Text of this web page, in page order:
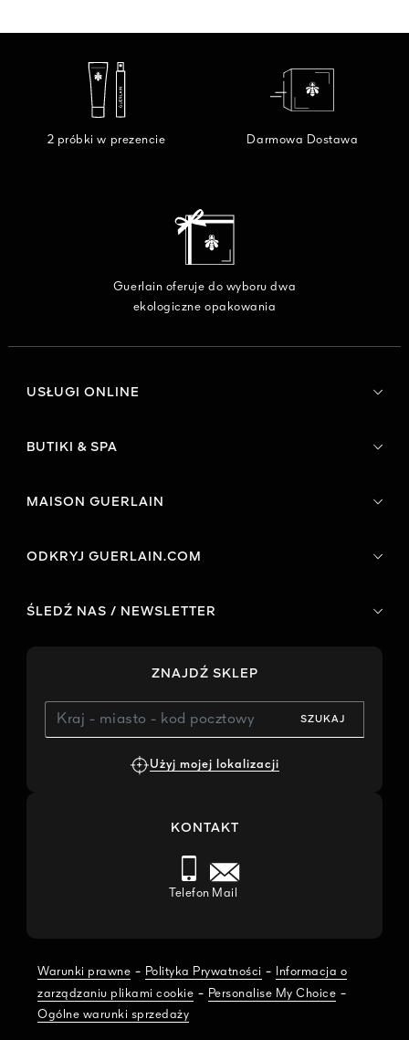
2 próbki w prezencie Darmowa Dostawa
Guerlain oferuje do wyboru dwa
ekologiczne opakowania
USŁUGI ONLINE
BUTIKI & SPA
MAISON GUERLAIN
ODKRYJ GUERLAIN.COM
ŚLEDŹ NAS / NEWSLETTER
ZNAJDŹ SKLEP
SZUKAJ
Użyj mojej lokalizacji
KONTAKT
Telefon Mail
Warunki prawne - Polityka Prywatności -
Informacja o
zarządzaniu plikami cookie - Personalise My Choice -
Ogólne warunki sprzedaży